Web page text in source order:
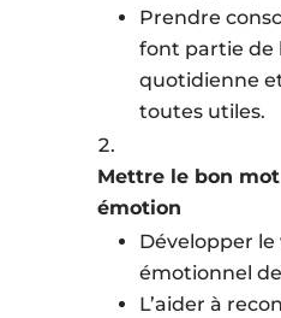
Prendre
font partie de
quotidienne
toutes utiles.
Mettre le bon
émotion
Développer
émotionnel
L’aider à